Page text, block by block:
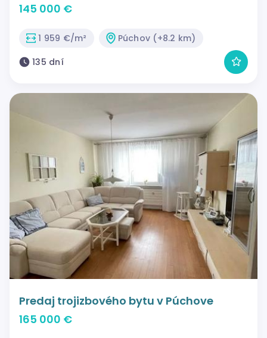
145 000 €
1 959 €/m²
Púchov (+8.2 km)
135 dní
Predaj trojizbového bytu v Púchove
165 000 €